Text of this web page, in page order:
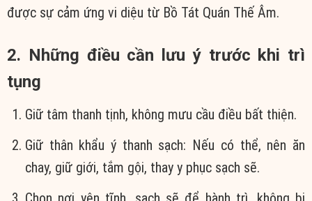
được sự cảm ứng vi diệu từ Bồ Tát Quán Thế Âm.
2. Những điều cần lưu ý trước khi trì
tụng
Giữ tâm thanh tịnh, không mưu cầu điều bất thiện.
Giữ thân khẩu ý thanh sạch: Nếu có thể, nên ăn
chay, giữ giới, tắm gội, thay y phục sạch sẽ.